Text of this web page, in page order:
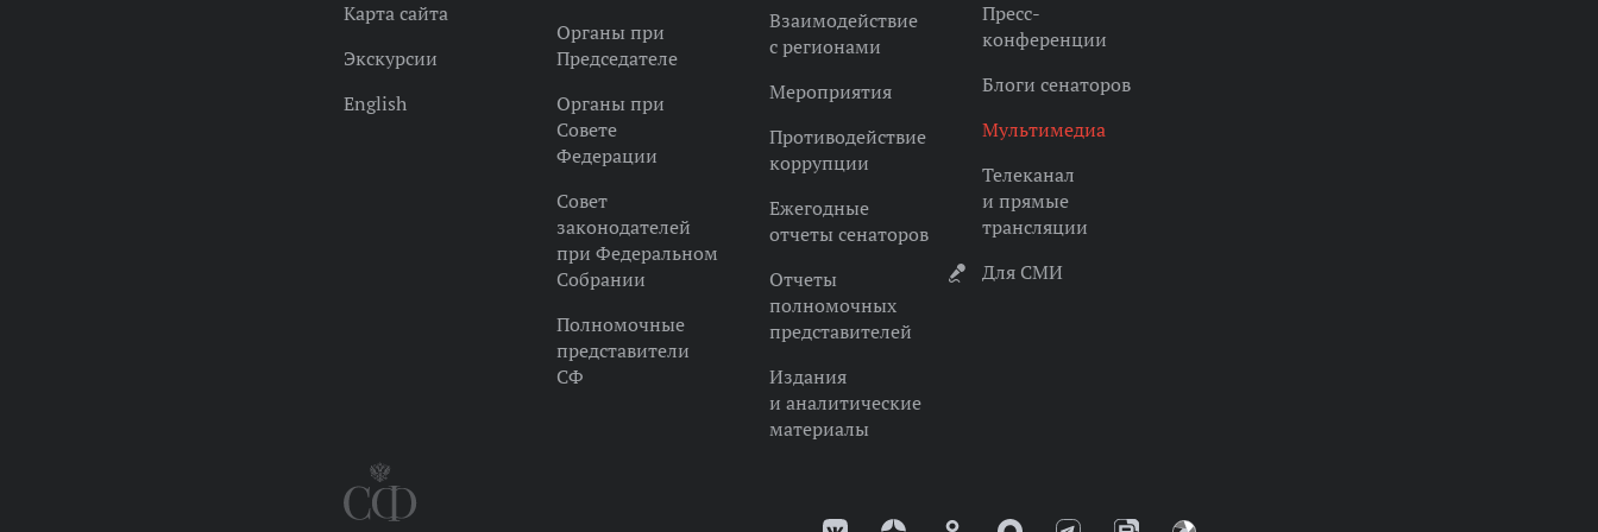
Карта сайта
Экскурсии
English
Органы при
Председателе
Органы при
Совете
Федерации
Совет
законодателей
при Федеральном
Собрании
Полномочные
представители
СФ
Взаимодействие
с регионами
Мероприятия
Противодействие
коррупции
Ежегодные
отчеты сенаторов
Отчеты
полномочных
представителей
Издания
и аналитические
материалы
Пресс-
конференции
Блоги сенаторов
Мультимедиа
Телеканал
и прямые
трансляции
Для СМИ